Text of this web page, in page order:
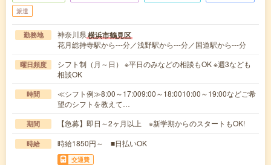
派遣
勤務地 神奈川県横浜市鶴見区
花月総持寺駅から---分／浅野駅から---分／国道駅から---分
曜日頻度
シフト制（月～日） ※平日のみなどの相談もOK ※週3なども
相談OK
時間
≪シフト例≫8:00～17:009:00～18:0010:00～19:00などご希
望のシフトを教えて…
期間 【急募】即日～2ヶ月以上 ※新学期からのスタートもOK!
時給 時給1850円～ ■日払いOK
交通費